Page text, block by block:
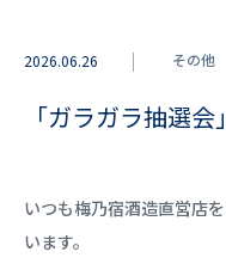
2026.06.26 その他
「ガラガラ抽選
いつも梅乃宿酒造直営店
います。